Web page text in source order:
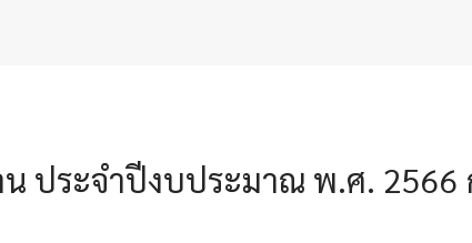
น ประจำปีงบประมาณ พ.ศ. 2566